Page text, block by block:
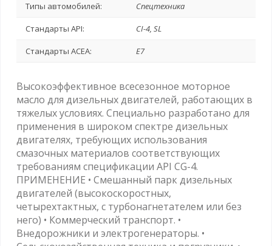
Типы автомобилей: Спецтехника
Стандарты API: CI-4, SL
Стандарты ACEA: E7
Высокоэффективное всесезонное моторное
масло для дизельных двигателей, работающих в
тяжелых условиях. Специально разработано для
применения в широком спектре дизельных
двигателях, требующих использования
смазочных материалов соответствующих
требованиям спецификации API CG-4.
ПРИМЕНЕНИЕ • Смешанный парк дизельных
двигателей (высокоскоростных,
четырехтактных, с турбонагнетателем или без
него) • Коммерческий транспорт. •
Внедорожники и электрогенераторы. •